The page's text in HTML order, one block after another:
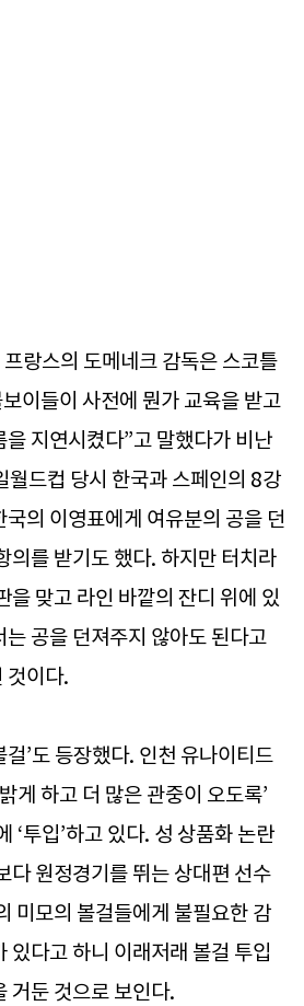
랑스의 도메네크 감독은 스코틀
이들이 사전에 뭔가 교육을 받고
지연시켰다”고 말했다가 비난
드컵 당시 한국과 스페인의 8강
의 이영표에게 여유분의 공을 던
의를 받기도 했다. 하지만 터치라
을 맞고 라인 바깥의 잔디 위에 있
공을 던져주지 않아도 된다고
것이다.
걸’도 등장했다. 인천 유나이티드
게 하고 더 많은 관중이 오도록’
‘투입’하고 있다. 성 상품화 논란
다 원정경기를 뛰는 상대편 선수
미모의 볼걸들에게 불필요한 감
있다고 하니 이래저래 볼걸 투입
거둔 것으로 보인다.